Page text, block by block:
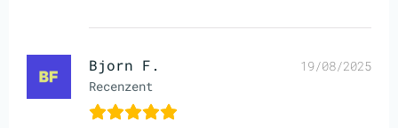
Bjorn F.
Recenzent
19/08/2025